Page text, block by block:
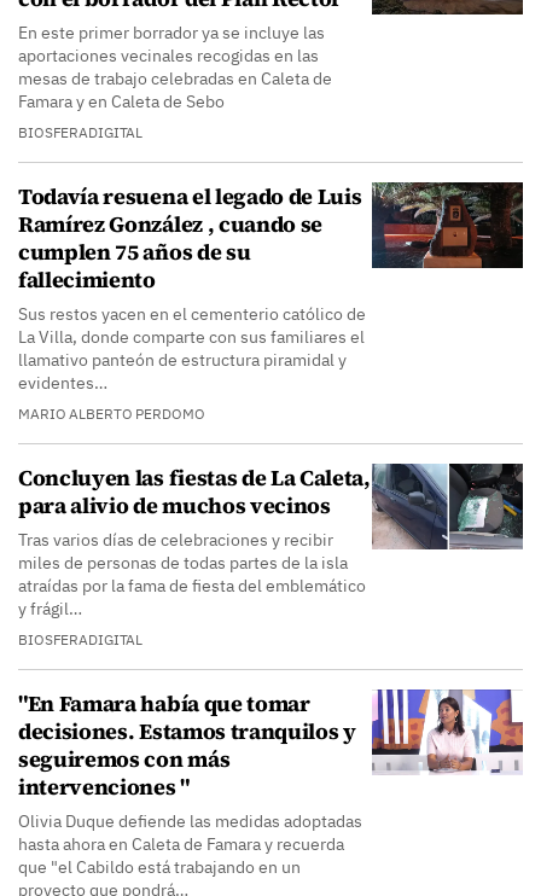
En este primer borrador ya se incluye las
aportaciones vecinales recogidas en las
mesas de trabajo celebradas en Caleta de
Famara y en Caleta de Sebo
BIOSFERADIGITAL
Todavía resuena el legado de Luis
Ramírez González , cuando se
cumplen 75 años de su
fallecimiento
Sus restos yacen en el cementerio católico de
La Villa, donde comparte con sus familiares el
llamativo panteón de estructura piramidal y
evidentes…
MARIO ALBERTO PERDOMO
Concluyen las fiestas de La Caleta,
para alivio de muchos vecinos
Tras varios días de celebraciones y recibir
miles de personas de todas partes de la isla
atraídas por la fama de fiesta del emblemático
y frágil…
BIOSFERADIGITAL
"En Famara había que tomar
decisiones. Estamos tranquilos y
seguiremos con más
intervenciones "
Olivia Duque defiende las medidas adoptadas
hasta ahora en Caleta de Famara y recuerda
que "el Cabildo está trabajando en un
proyecto que pondrá…